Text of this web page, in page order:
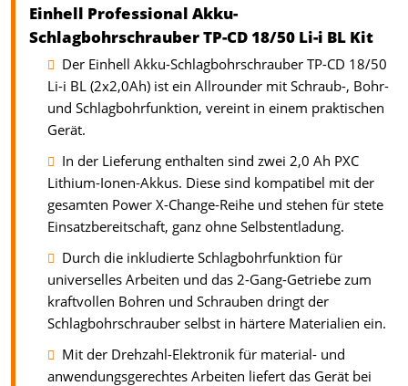
Einhell Professional Akku-
Schlagbohrschrauber TP-CD 18/50 Li-i BL Kit
Der Einhell Akku-Schlagbohrschrauber TP-CD 18/50
Li-i BL (2x2,0Ah) ist ein Allrounder mit Schraub-, Bohr-
und Schlagbohrfunktion, vereint in einem praktischen
Gerät.
In der Lieferung enthalten sind zwei 2,0 Ah PXC
Lithium-Ionen-Akkus. Diese sind kompatibel mit der
gesamten Power X-Change-Reihe und stehen für stete
Einsatzbereitschaft, ganz ohne Selbstentladung.
Durch die inkludierte Schlagbohrfunktion für
universelles Arbeiten und das 2-Gang-Getriebe zum
kraftvollen Bohren und Schrauben dringt der
Schlagbohrschrauber selbst in härtere Materialien ein.
Mit der Drehzahl-Elektronik für material- und
anwendungsgerechtes Arbeiten liefert das Gerät bei